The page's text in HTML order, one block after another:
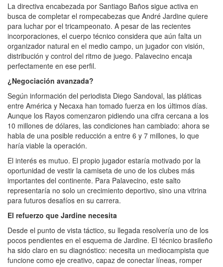
La directiva encabezada por Santiago Baños sigue activa en
busca de completar el rompecabezas que André Jardine quiere
para luchar por el tricampeonato. A pesar de las recientes
incorporaciones, el cuerpo técnico considera que aún falta un
organizador natural en el medio campo, un jugador con visión,
distribución y control del ritmo de juego. Palavecino encaja
perfectamente en ese perfil.
¿Negociación avanzada?
Según información del periodista Diego Sandoval, las pláticas
entre América y Necaxa han tomado fuerza en los últimos días.
Aunque los Rayos comenzaron pidiendo una cifra cercana a los
10 millones de dólares, las condiciones han cambiado: ahora se
habla de una posible reducción a entre 6 y 7 millones, lo que
haría viable la operación.
El interés es mutuo. El propio jugador estaría motivado por la
oportunidad de vestir la camiseta de uno de los clubes más
importantes del continente. Para Palavecino, este salto
representaría no solo un crecimiento deportivo, sino una vitrina
para futuros desafíos en su carrera.
El refuerzo que Jardine necesita
Desde el punto de vista táctico, su llegada resolvería uno de los
pocos pendientes en el esquema de Jardine. El técnico brasileño
ha sido claro en su diagnóstico: necesita un mediocampista que
funcione como eje creativo, capaz de conectar líneas, romper